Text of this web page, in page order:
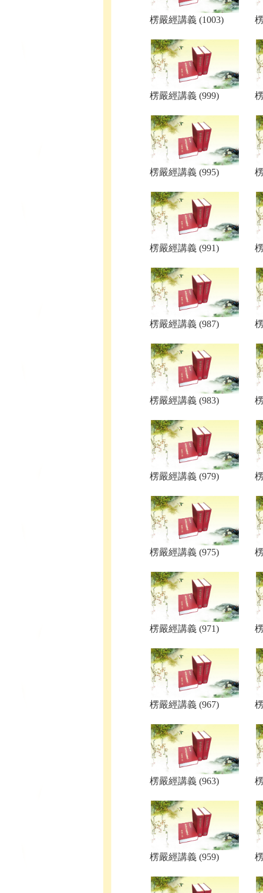
楞嚴經講義 (1003)
楞嚴經講義 (999)
楞嚴經講義 (995)
楞嚴經講義 (991)
楞嚴經講義 (987)
楞嚴經講義 (983)
楞嚴經講義 (979)
楞嚴經講義 (975)
楞嚴經講義 (971)
楞嚴經講義 (967)
楞嚴經講義 (963)
楞嚴經講義 (959)